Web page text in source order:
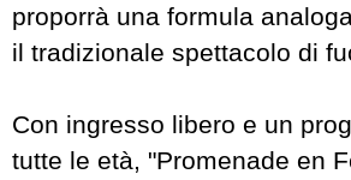
proporrà una formula
il tradizionale spettacolo di
Con ingresso libero e un
tutte le età, "Promenade en